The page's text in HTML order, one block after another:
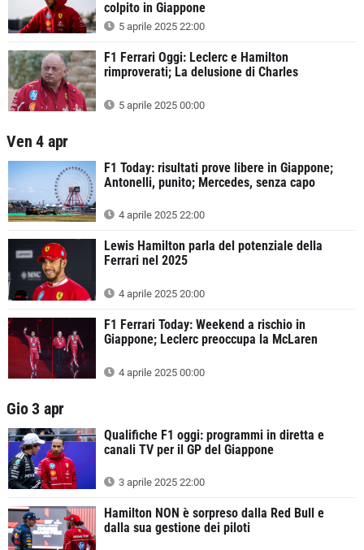
colpito in Giappone
5 aprile 2025 22:00
F1 Ferrari Oggi: Leclerc e Hamilton
rimproverati; La delusione di Charles
5 aprile 2025 00:00
Ven 4 apr
F1 Today: risultati prove libere in Giappone;
Antonelli, punito; Mercedes, senza capo
4 aprile 2025 22:00
Lewis Hamilton parla del potenziale della
Ferrari nel 2025
4 aprile 2025 20:00
F1 Ferrari Today: Weekend a rischio in
Giappone; Leclerc preoccupa la McLaren
4 aprile 2025 00:00
Gio 3 apr
Qualifiche F1 oggi: programmi in diretta e
canali TV per il GP del Giappone
3 aprile 2025 22:00
Hamilton NON è sorpreso dalla Red Bull e
dalla sua gestione dei piloti